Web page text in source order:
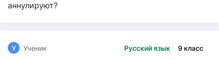
аннулируют?
Русский язык 9 класс
У Ученик